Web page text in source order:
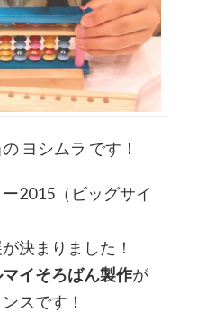
ヨシムラ です！
2015（ビッグサイ
決まりました！
イそろばん製作が
スです！